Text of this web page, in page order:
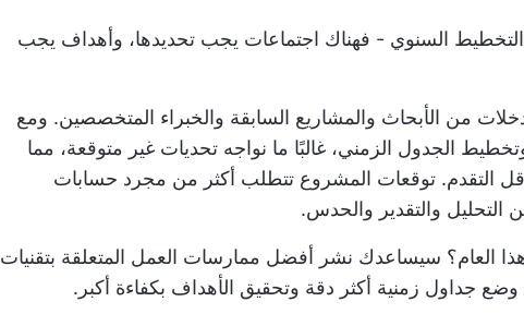
التخطيط السنوي - فهناك اجتماعات يجب تحديدها، وأهداف يجب
من الأبحاث والمشاريع السابقة والخبراء المتخصصين. ومع
الجدول الزمني، غالبًا ما نواجه تحديات غير متوقعة، مما
التقدم. توقعات المشروع تتطلب أكثر من مجرد حسابات
والتقدير والحدس.
العام؟ سيساعدك نشر أفضل ممارسات العمل المتعلقة بتقنيات
جداول زمنية أكثر دقة وتحقيق الأهداف بكفاءة أكبر.